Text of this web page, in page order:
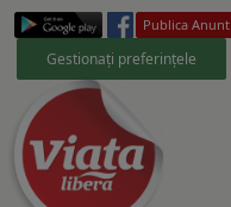
Publica Anunt
Gestionați preferințele